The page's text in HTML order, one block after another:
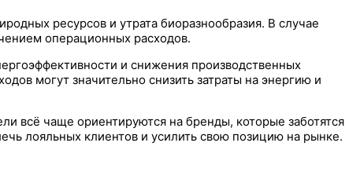
ресурсов и утрата биоразнообразия. В случае
операционных расходов.
и снижения производственных
могут значительно снизить затраты на энергию и
всё чаще ориентируются на бренды, которые заботятся
лояльных клиентов и усилить свою позицию на рынке.